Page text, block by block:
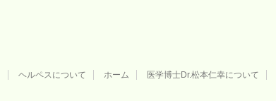
ヘルペスについて ホーム 医学博士Dr.松本仁幸について